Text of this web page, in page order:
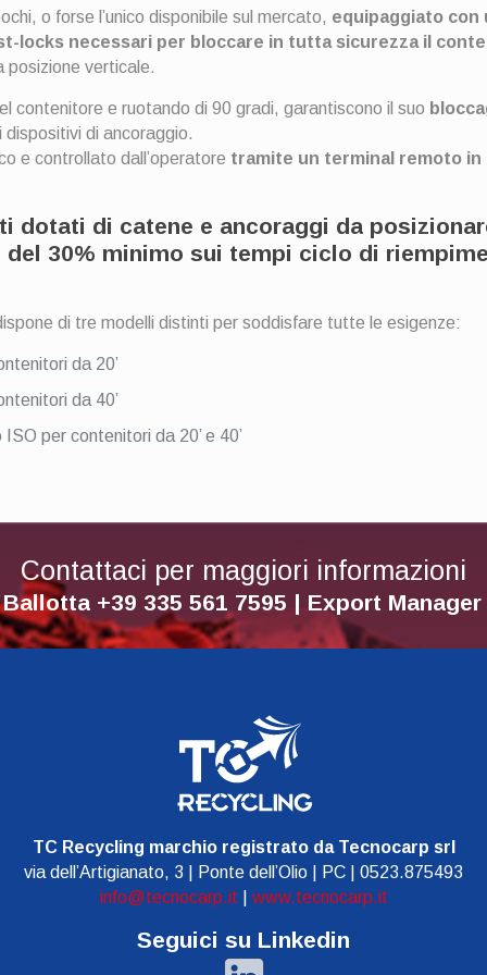
o forse l’unico disponibile sul mercato, equipaggiato con
locks necessari per bloccare in tutta sicurezza il
posizione verticale.
contenitore e ruotando di 90 gradi, garantiscono il suo
dispositivi di ancoraggio.
e controllato dall’operatore tramite un terminal remoto in
dotati di catene e ancoraggi da
30% minimo sui tempi ciclo di
di tre modelli distinti per soddisfare tutte le esigenze:
da 20’
da 40’
per contenitori da 20’ e 40’
Contattaci per maggiori informazioni
+39 335 561 7595 | Export
TC Recycling marchio registrato da Tecnocarp srl
via dell’Artigianato, 3 | Ponte dell’Olio | PC | 0523.875493
info@tecnocarp.it
www.tecnocarp.it
Seguici su Linkedin